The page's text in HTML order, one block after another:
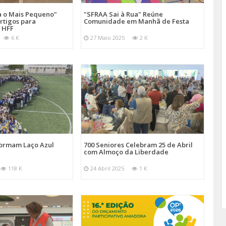
Mais Pequeno"
para
6 K
"SFRAA Sai à Rua" Reúne
Comunidade em Manhã de Festa
27 Maio 2025 2 K
Laço Azul
118 K
700 Seniores Celebram 25 de Abril
com Almoço da Liberdade
24 Abril 2025 1 K